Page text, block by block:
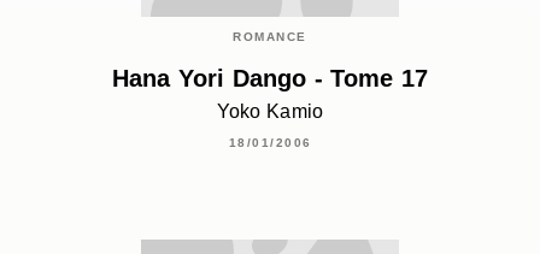
ROMANCE
Hana Yori Dango - Tome 17
Yoko Kamio
18/01/2006